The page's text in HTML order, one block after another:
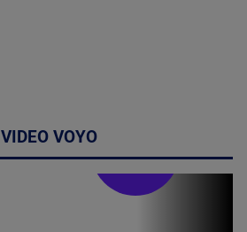
VIDEO VOYO